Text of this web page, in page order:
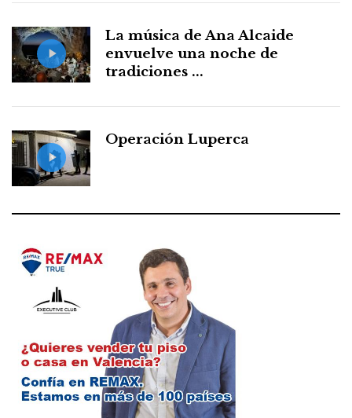
La música de Ana Alcaide
envuelve una noche de
tradiciones ...
Operación Luperca